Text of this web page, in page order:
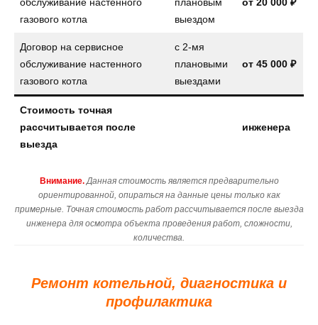
газового котла
выездом
Договор на сервисное
обслуживание настенного
газового котла
с 2-мя
плановыми
выездами
от 45 000 ₽
Стоимость точная
рассчитывается после
выезда
инженера
Внимание. Данная стоимость является предварительно
ориентированной, опираться на данные цены только как
примерные. Точная стоимость работ рассчитывается после выезда
инженера для осмотра объекта проведения работ, сложности,
количества.
Ремонт котельной, диагностика и
профилактика